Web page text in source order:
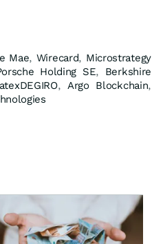
Mae, Wirecard, Microstrategy
Holding SE, Berkshire
, Argo Blockchain,